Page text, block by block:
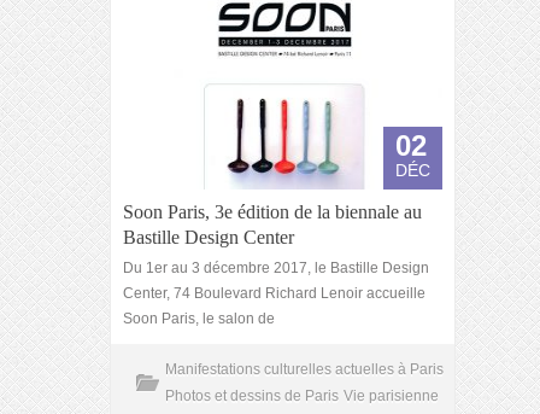
02
DÉC
Soon Paris, 3e édition de la biennale au
Bastille Design Center
Du 1er au 3 décembre 2017, le Bastille Design
Center, 74 Boulevard Richard Lenoir accueille
Soon Paris, le salon de
Manifestations culturelles actuelles à Paris
Photos et dessins de Paris Vie parisienne